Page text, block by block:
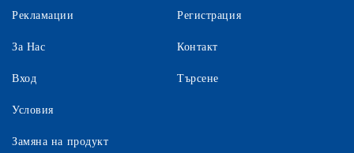
Рекламации
За Нас
Вход
Регистрация
Контакт
Търсене
Условия
Замяна на продукт